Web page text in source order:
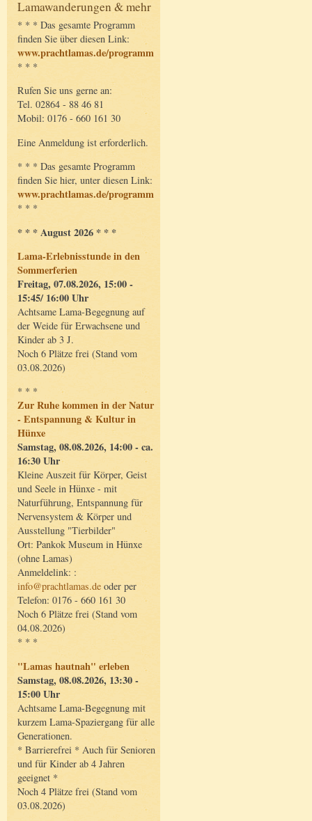
Lamawanderungen & mehr
* * * Das gesamte Programm
finden Sie über diesen Link:
www.prachtlamas.de/programm
* * *
Rufen Sie uns gerne an:
Tel. 02864 - 88 46 81
Mobil: 0176 - 660 161 30
Eine Anmeldung ist erforderlich.
* * * Das gesamte Programm
finden Sie hier, unter diesen Link:
www.prachtlamas.de/programm
* * *
* * * August 2026 * * *
Lama-Erlebnisstunde in den
Sommerferien
Freitag, 07.08.2026, 15:00 -
15:45/ 16:00 Uhr
Achtsame Lama-Begegnung auf
der Weide für Erwachsene und
Kinder ab 3 J.
Noch 6 Plätze frei (Stand vom
03.08.2026)
* * *
Zur Ruhe kommen in der Natur
- Entspannung & Kultur in
Hünxe
Samstag, 08.08.2026, 14:00 - ca.
16:30 Uhr
Kleine Auszeit für Körper, Geist
und Seele in Hünxe - mit
Naturführung, Entspannung für
Nervensystem & Körper und
Ausstellung "Tierbilder"
Ort: Pankok Museum in Hünxe
(ohne Lamas)
Anmeldelink: :
info@prachtlamas.de oder per
Telefon: 0176 - 660 161 30
Noch 6 Plätze frei (Stand vom
04.08.2026)
* * *
"Lamas hautnah" erleben
Samstag, 08.08.2026, 13:30 -
15:00 Uhr
Achtsame Lama-Begegnung mit
kurzem Lama-Spaziergang für alle
Generationen.
* Barrierefrei * Auch für Senioren
und für Kinder ab 4 Jahren
geeignet *
Noch 4 Plätze frei (Stand vom
03.08.2026)